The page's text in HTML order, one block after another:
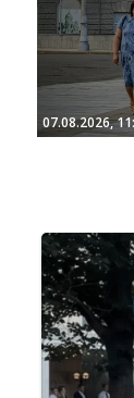
07.08.2026,